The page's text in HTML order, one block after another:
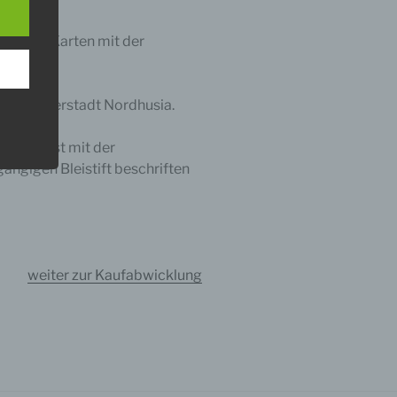
Karten mit der
Nordhusia.
mit der
Bleistift beschriften
weiter zur Kaufabwicklung